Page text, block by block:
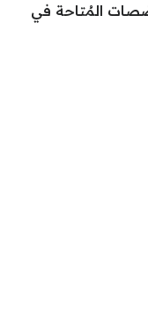
المُتاحة في